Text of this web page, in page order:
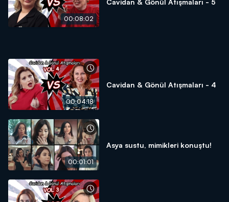
00:08:02
00:04:18
Cavidan & Gönül Atışmaları - 4
00:01:01
Asya sustu, mimikleri konuştu!